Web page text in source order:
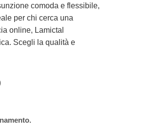
comoda e flessibile,
per chi cerca una
online, Lamictal
Scegli la qualità e